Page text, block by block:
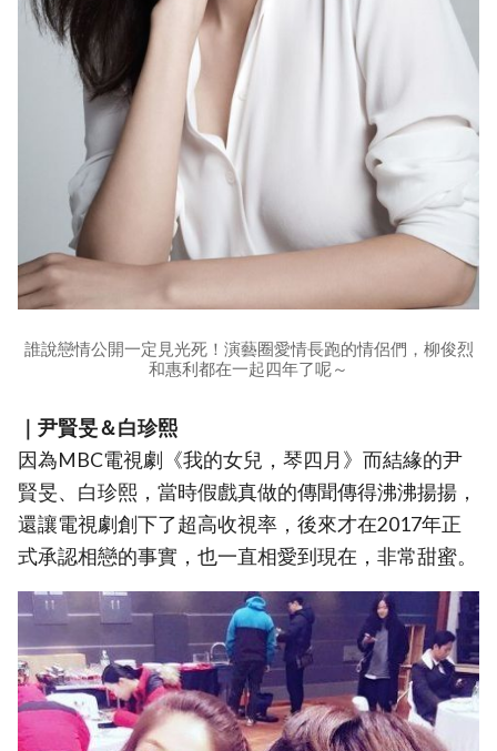
誰說戀情公開一定見光死！演藝圈愛情長跑的情侶們，柳俊烈
和惠利都在一起四年了呢～
｜尹賢旻＆白珍熙
因為MBC電視劇《我的女兒，琴四月》而結緣的尹
賢旻、白珍熙，當時假戲真做的傳聞傳得沸沸揚揚，
還讓電視劇創下了超高收視率，後來才在2017年正
式承認相戀的事實，也一直相愛到現在，非常甜蜜。